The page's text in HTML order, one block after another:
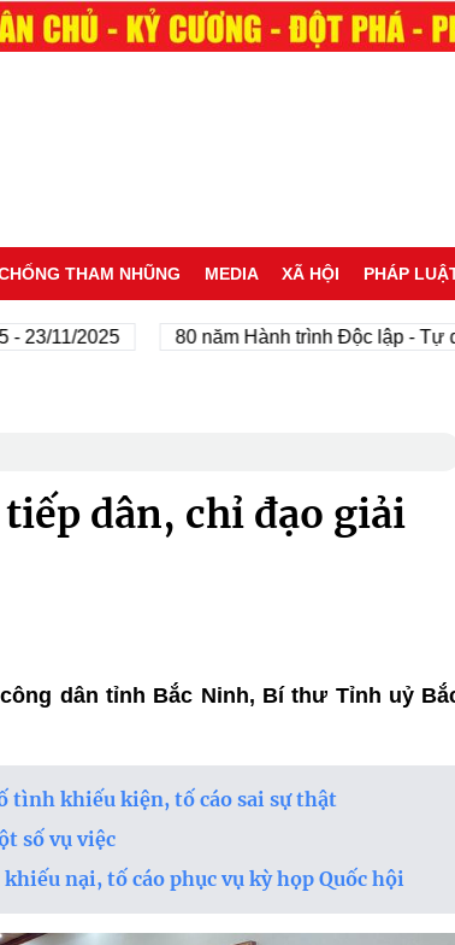
THAM NHŨNG MEDIA XÃ HỘI PHÁP
11/2025 80 năm Hành trình Độc lập - Tự do -
dân, chỉ đạo giải
dân tỉnh Bắc Ninh, Bí thư Tỉnh uỷ
tình khiếu kiện, tố cáo sai sự thật
số vụ việc
nại, tố cáo phục vụ kỳ họp Quốc hội